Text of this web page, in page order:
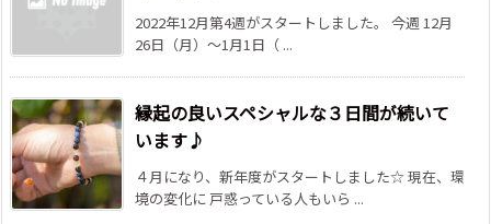
2022年12月第4週がスタートしました。 今週 12月
26日（月）～1月1日（ ...
縁起の良いスペシャルな３日間が続いて
います♪
４月になり、新年度がスタートしました☆ 現在、環
境の変化に 戸惑っている人もいら ...